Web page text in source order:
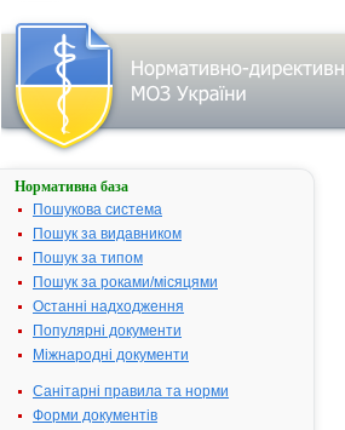
Нормативна база
Пошукова система
Пошук за видавником
Пошук за типом
Пошук за роками/місяцями
Останні надходження
Популярні документи
Міжнародні документи
Санітарні правила та норми
Форми документів